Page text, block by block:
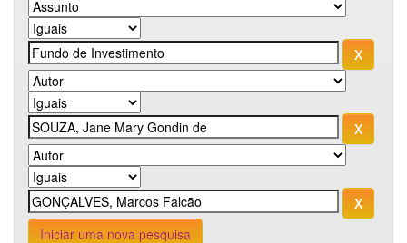
Iniciar uma nova pesquisa